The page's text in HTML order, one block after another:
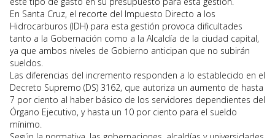
En Santa Cruz, el recorte del Impuesto Directo a los
Hidrocarburos (IDH) para esta gestión provoca dificultades
tanto a la Gobernación como a la Alcaldía de la ciudad capital,
ya que ambos niveles de Gobierno anticipan que no subirán
sueldos.
Las diferencias del incremento responden a lo establecido en el
Decreto Supremo (DS) 3162, que autoriza un aumento de hasta
7 por ciento al haber básico de los servidores dependientes del
Órgano Ejecutivo, y hasta un 10 por ciento para el sueldo
mínimo.